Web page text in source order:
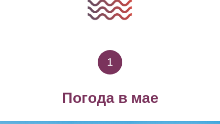
1
Погода в мае